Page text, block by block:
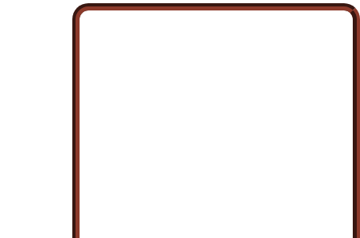
bacheliers comme je leurs souhaite la bienvenue au